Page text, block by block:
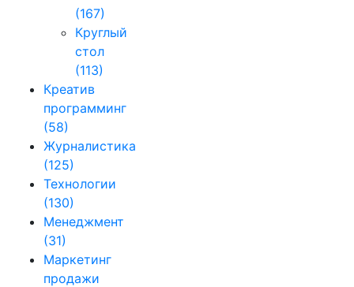
(167)
Круглый
стол
(113)
Креатив
программинг
(58)
Журналистика
(125)
Технологии
(130)
Менеджмент
(31)
Маркетинг
продажи